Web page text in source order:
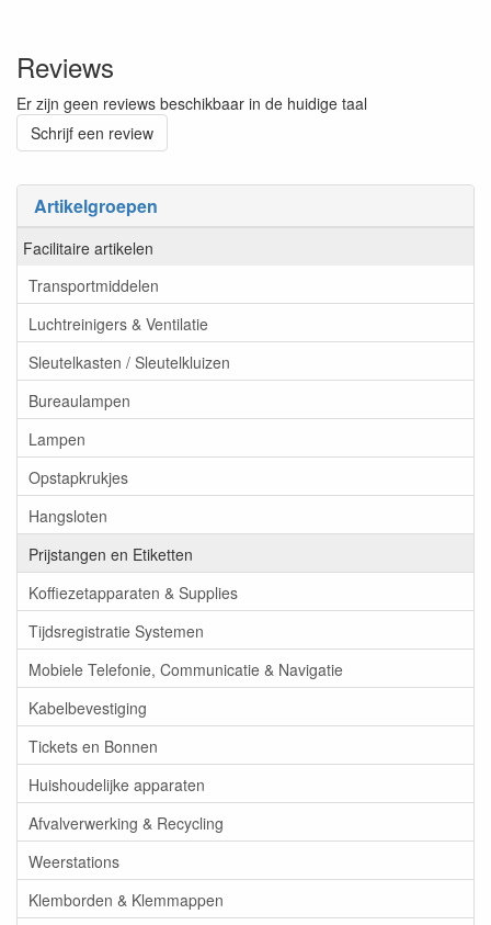
Artikelgroepen
Facilitaire artikelen
Transportmiddelen
Luchtreinigers & Ventilatie
Sleutelkasten / Sleutelkluizen
Bureaulampen
Lampen
Opstapkrukjes
Hangsloten
Prijstangen en Etiketten
Koffiezetapparaten & Supplies
Tijdsregistratie Systemen
Mobiele Telefonie, Communicatie & Navigatie
Kabelbevestiging
Tickets en Bonnen
Huishoudelijke apparaten
Afvalverwerking & Recycling
Weerstations
Klemborden & Klemmappen
Reviews
Er zijn geen reviews beschikbaar in de huidige taal
Schrijf een review